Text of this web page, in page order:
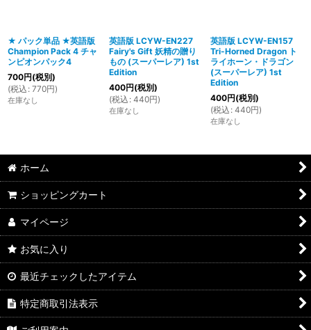
★ パック単品 ★英語版
Champion Pack 4 チャ
ンピオンパック4
700円(税別)
(税込 : 770円)
在庫なし
英語版 LCYW-EN227
Fairy's Gift 妖精の贈り
もの (スーパーレア) 1st
Edition
400円(税別)
(税込 : 440円)
在庫なし
英語版 LCYW-EN157
Tri-Horned Dragon ト
ライホーン・ドラゴン
(スーパーレア) 1st
Edition
400円(税別)
(税込 : 440円)
在庫なし
ホーム
ショッピングカート
マイページ
お気に入り
最近チェックしたアイテム
特定商取引法表示